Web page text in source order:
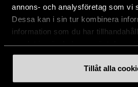
annons- och analysföretag som vi
Dessa kan i sin tur kombinera
information som du har
Tillåt alla
Plusgiro: 900351-8